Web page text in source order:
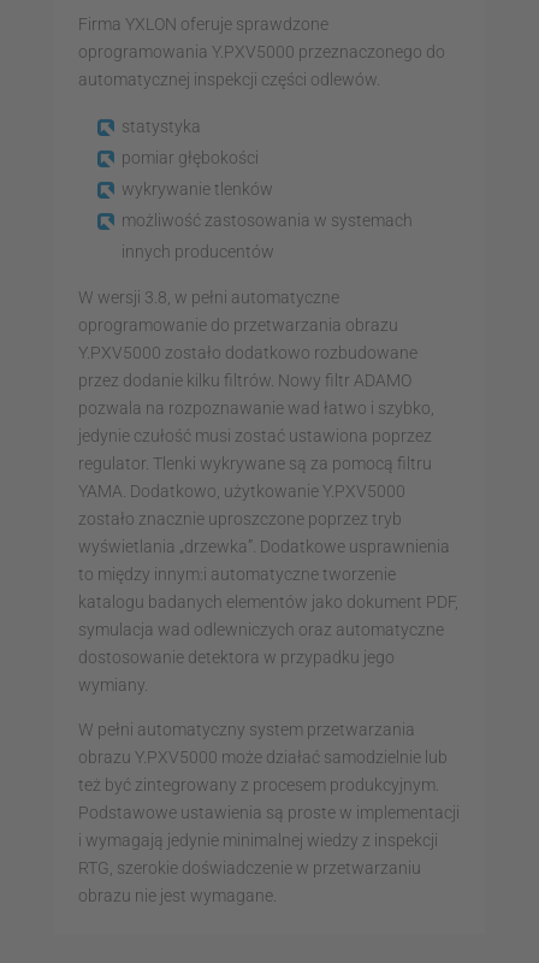
Firma YXLON oferuje sprawdzone
oprogramowania Y.PXV5000 przeznaczonego do
automatycznej inspekcji części odlewów.
statystyka
pomiar głębokości
wykrywanie tlenków
możliwość zastosowania w systemach
innych producentów
W wersji 3.8, w pełni automatyczne
oprogramowanie do przetwarzania obrazu
Y.PXV5000 zostało dodatkowo rozbudowane
przez dodanie kilku filtrów. Nowy filtr ADAMO
pozwala na rozpoznawanie wad łatwo i szybko,
jedynie czułość musi zostać ustawiona poprzez
regulator. Tlenki wykrywane są za pomocą filtru
YAMA. Dodatkowo, użytkowanie Y.PXV5000
zostało znacznie uproszczone poprzez tryb
wyświetlania „drzewka”. Dodatkowe usprawnienia
to między innym:i automatyczne tworzenie
katalogu badanych elementów jako dokument PDF,
symulacja wad odlewniczych oraz automatyczne
dostosowanie detektora w przypadku jego
wymiany.
W pełni automatyczny system przetwarzania
obrazu Y.PXV5000 może działać samodzielnie lub
też być zintegrowany z procesem produkcyjnym.
Podstawowe ustawienia są proste w implementacji
i wymagają jedynie minimalnej wiedzy z inspekcji
RTG, szerokie doświadczenie w przetwarzaniu
obrazu nie jest wymagane.